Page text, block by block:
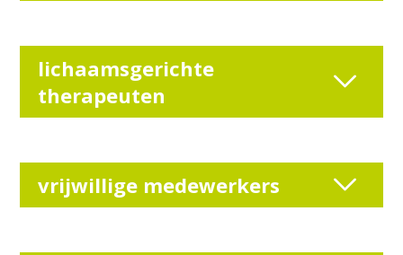
lichaamsgerichte
therapeuten
vrijwillige medewerkers